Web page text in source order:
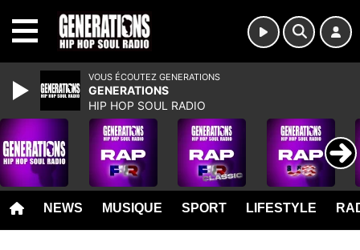
NEWS MUSIQUE SPORT LIFESTYLE
VOUS ÉCOUTEZ GENERATIONS
GENERATIONS
HIP HOP SOUL RADIO